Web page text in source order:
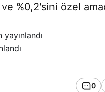
%0,2'sini özel
yayınlandı
0
Erkek Bir Kadına Ne